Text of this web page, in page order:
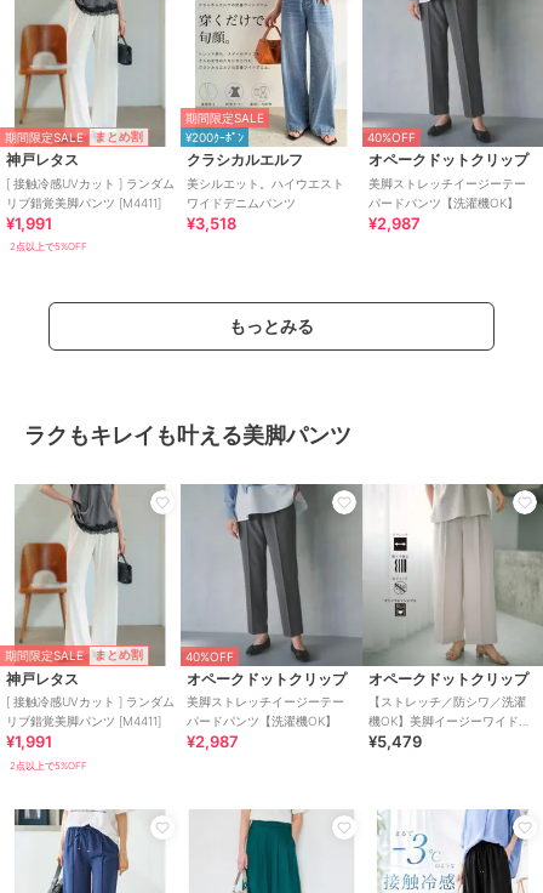
期間限定SALE まとめ割
神戸レタス
[ 接触冷感UVカット ] ランダム
リブ錯覚美脚パンツ [M4411]
¥1,991
2点以上で5%OFF
期間限定SALE
¥200ｸｰﾎﾟﾝ
クラシカルエルフ
美シルエット。ハイウエスト
ワイドデニムパンツ
¥3,518
40%OFF
オペークドットクリップ
美脚ストレッチイージーテー
パードパンツ【洗濯機OK】
¥2,987
もっとみる
ラクもキレイも叶える美脚パンツ
期間限定SALE まとめ割
神戸レタス
[ 接触冷感UVカット ] ランダム
リブ錯覚美脚パンツ [M4411]
¥1,991
2点以上で5%OFF
40%OFF
オペークドットクリップ
美脚ストレッチイージーテー
パードパンツ【洗濯機OK】
¥2,987
オペークドットクリップ
【ストレッチ／防シワ／洗濯
機OK】美脚イージーワイドパ
ンツ《SS～LL／7col／セット
¥5,479